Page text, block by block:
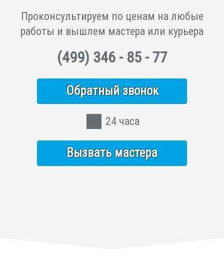
Проконсультируем по ценам на любые
работы и вышлем мастера или курьера
(499) 346 - 85 - 77
Обратный звонок
24 часа
Вызвать мастера